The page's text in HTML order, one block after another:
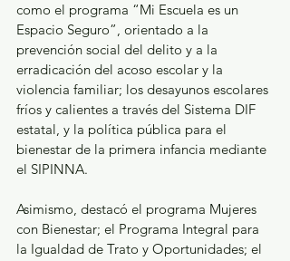
como el programa “Mi Escuela es un
Espacio Seguro”, orientado a la
prevención social del delito y a la
erradicación del acoso escolar y la
violencia familiar; los desayunos escolares
fríos y calientes a través del Sistema DIF
estatal, y la política pública para el
bienestar de la primera infancia mediante
el SIPINNA.
Asimismo, destacó el programa Mujeres
con Bienestar; el Programa Integral para
la Igualdad de Trato y Oportunidades; el